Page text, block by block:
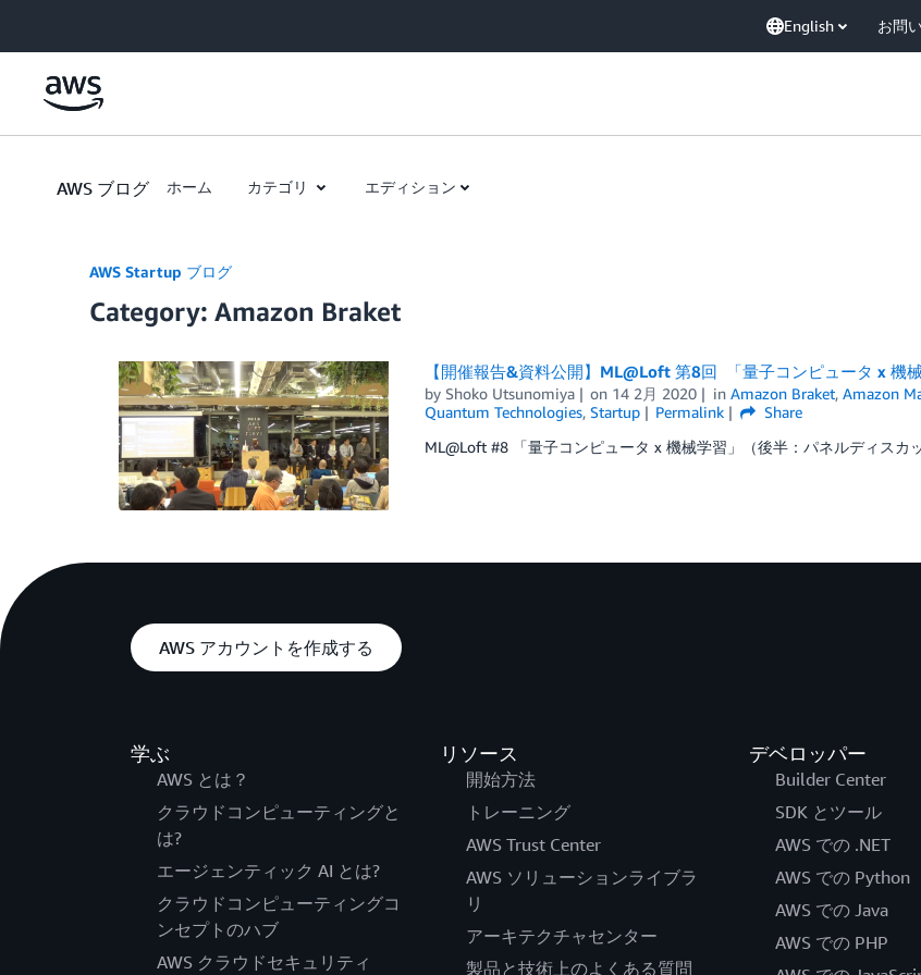
English お問
AWS ブログ ホーム カテゴリ エディション
AWS Startup ブログ
Category: Amazon Braket
【開催報告&資料公開】ML@Loft 第8回 「量子コンピュータ x 機
by Shoko Utsunomiya on 14 2月 2020 inAmazon Braket,Amazon
Quantum Technologies, Startup Permalink
Share
ML@Loft #8 「量子コンピュータ x 機械学習」（後半：パネルディス
AWS アカウントを作成する
学ぶ
AWS とは？
クラウドコンピューティングと
は?
エージェンティック AI とは?
クラウドコンピューティングコ
ンセプトのハブ
AWS クラウドセキュリティ
リソース
開始方法
トレーニング
AWS Trust Center
AWS ソリューションライブラ
リ
アーキテクチャセンター
製品と技術上のよくある質問
デベロッパー
Builder Center
SDK とツール
AWS での .NET
AWS での Python
AWS での Java
AWS での PHP